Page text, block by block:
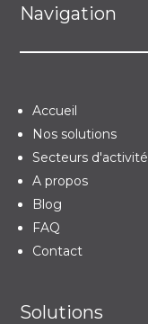
Navigation
Accueil
Nos solutions
Secteurs d'activité
A propos
Blog
FAQ
Contact
Solutions